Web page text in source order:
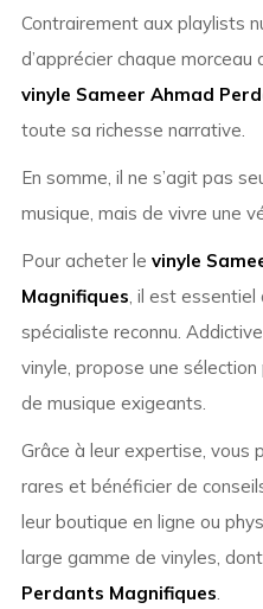
Contrairement aux playlists
d’apprécier chaque
vinyle Sameer Ahmad
toute sa richesse narrative.
En somme, il ne s’agit pas
musique, mais de vivre une
Pour acheter le vinyle
Magnifiques, il est essentiel
spécialiste reconnu.
vinyle, propose une
de musique exigeants.
Grâce à leur expertise, vous
rares et bénéficier de
leur boutique en ligne ou
large gamme de vinyles,
Perdants Magnifiques.